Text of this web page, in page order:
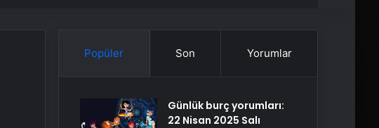
Popüler Son Yorumlar
Günlük burç yorumları:
22 Nisan 2025 Salı